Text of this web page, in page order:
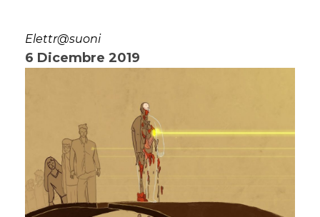
Elettr@suoni
6 Dicembre 2019